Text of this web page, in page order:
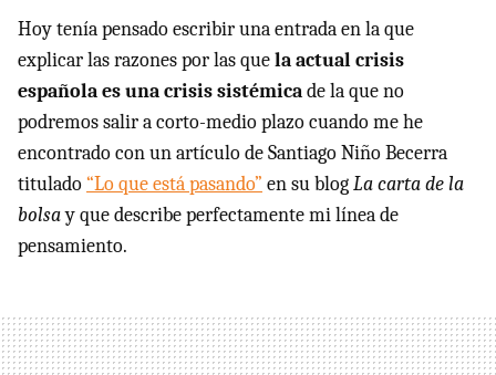
Hoy tenía pensado escribir una entrada en la que
explicar las razones por las quela actual crisis
española es una crisis sistémicade la que no
podremos salir a corto-medio plazo cuando me he
encontrado con un artículo de Santiago Niño Becerra
titulado“Lo que está pasando” en su blogLa carta de la
bolsay que describe perfectamente mi línea de
pensamiento.